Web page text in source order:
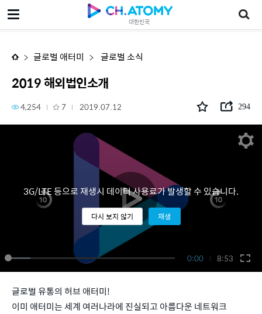
대한민국
2019 해외법인소개
글로벌 애터미 글로벌 소식
2019 해외법인소개
4,254 7 2019.07.12 294
0:00 8:53
3G/LTE 등으로 재생시 데이터 사용료가 발생할 수 있습니다.
다시 보지 않기 재생
글로벌 유통의 허브 애터미!
이미 애터미는 세계 여러나라에 진실되고 아름다운 네트워크